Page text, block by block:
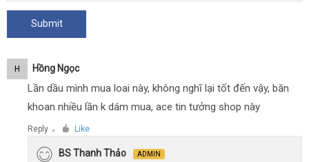
H Hồng Ngọc
Lần dầu mình mua loai này, không nghĩ lại tốt đến vậy, băn
khoan nhiều lần k dám mua, ace tin tưởng shop này
Reply ● Like
BS Thanh Thảo ADMIN